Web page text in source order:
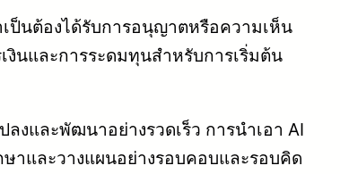
ป็นต้องได้รับการอนุญาตหรือความเห็น
นและการระดมทุนสำหรับการเริ่มต้น
งและพัฒนาอย่างรวดเร็ว การนำเอา AI
าและวางแผนอย่างรอบคอบและรอบคิด